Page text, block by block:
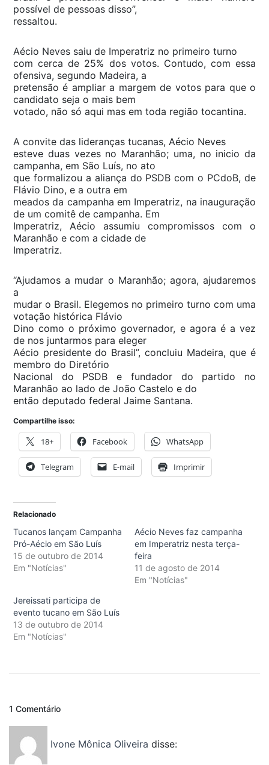
possível de pessoas disso”,
ressaltou.
Aécio Neves saiu de Imperatriz no primeiro turno
com cerca de 25% dos votos. Contudo, com essa
ofensiva, segundo Madeira, a
pretensão é ampliar a margem de votos para que o
candidato seja o mais bem
votado, não só aqui mas em toda região tocantina.
A convite das lideranças tucanas, Aécio Neves
esteve duas vezes no Maranhão; uma, no inicio da
campanha, em São Luís, no ato
que formalizou a aliança do PSDB com o PCdoB, de
Flávio Dino, e a outra em
meados da campanha em Imperatriz, na inauguração
de um comitê de campanha. Em
Imperatriz, Aécio assumiu compromissos com o
Maranhão e com a cidade de
Imperatriz.
“Ajudamos a mudar o Maranhão; agora, ajudaremos
a
mudar o Brasil. Elegemos no primeiro turno com uma
votação histórica Flávio
Dino como o próximo governador, e agora é a vez
de nos juntarmos para eleger
Aécio presidente do Brasil”, concluiu Madeira, que é
membro do Diretório
Nacional do PSDB e fundador do partido no
Maranhão ao lado de João Castelo e do
então deputado federal Jaime Santana.
Compartilhe isso:
18+ Facebook WhatsApp
Telegram E-mail Imprimir
Relacionado
Tucanos lançam Campanha
Pró-Aécio em São Luís
15 de outubro de 2014
Em "Notícias"
Aécio Neves faz campanha
em Imperatriz nesta terça-
feira
11 de agosto de 2014
Em "Notícias"
Jereissati participa de
evento tucano em São Luís
13 de outubro de 2014
Em "Notícias"
1 Comentário
Ivone Mônica Oliveira disse: